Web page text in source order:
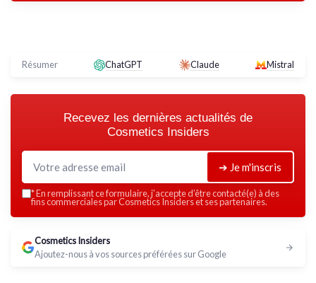
Résumer ChatGPT Claude Mistral
Recevez les dernières actualités de
Cosmetics Insiders
➔ Je m'inscris
*En remplissant ce formulaire, j’accepte d’être contacté(e) à des
fins commerciales par Cosmetics Insiders et ses partenaires.
Cosmetics Insiders
Ajoutez-nous à vos sources préférées sur Google